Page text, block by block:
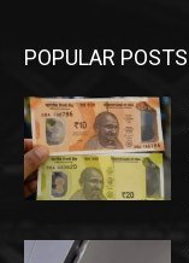
POPULAR POSTS